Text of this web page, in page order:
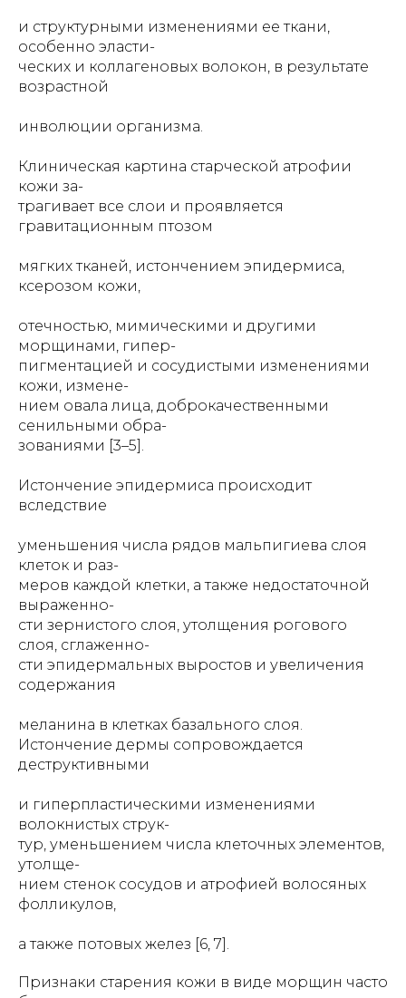
и структурными изменениями ее ткани,
особенно эласти-
ческих и коллагеновых волокон, в результате
возрастной
инволюции организма.
Клиническая картина старческой атрофии
кожи за-
трагивает все слои и проявляется
гравитационным птозом
мягких тканей, истончением эпидермиса,
ксерозом кожи,
отечностью, мимическими и другими
морщинами, гипер-
пигментацией и сосудистыми изменениями
кожи, измене-
нием овала лица, доброкачественными
сенильными обра-
зованиями [3–5].
Истончение эпидермиса происходит
вследствие
уменьшения числа рядов мальпигиева слоя
клеток и раз-
меров каждой клетки, а также недостаточной
выраженно-
сти зернистого слоя, утолщения рогового
слоя, сглаженно-
сти эпидермальных выростов и увеличения
содержания
меланина в клетках базального слоя.
Истончение дермы сопровождается
деструктивными
и гиперпластическими изменениями
волокнистых струк-
тур, уменьшением числа клеточных элементов,
утолще-
нием стенок сосудов и атрофией волосяных
фолликулов,
а также потовых желез [6, 7].
Признаки старения кожи в виде морщин часто